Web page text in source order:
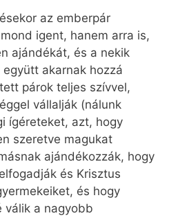
az emberpár
igent, hanem arra is,
ajándékát, és a nekik
akarnak hozzá
párok teljes szívvel,
vállalják (nálunk
ígéreteket, azt, hogy
szeretve magukat
ajándékozzák, hogy
és Krisztus
és hogy
válik a nagyobb